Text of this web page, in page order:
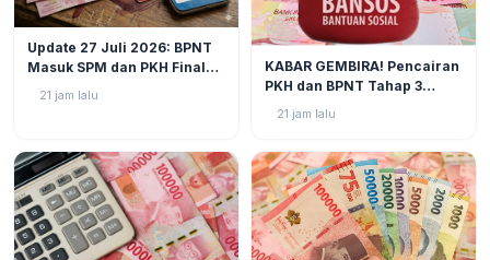
Update 27 Juli 2026: BPNT
Masuk SPM dan PKH Final
Rp600.000 Benar-benar
21 jam lalu
KABAR GEMBIRA! Pencairan
PKH dan BPNT Tahap 3
Tahun 2026 Kian Mendekat!
21 jam lalu